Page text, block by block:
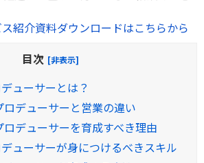
紹介資料ダウンロードはこちらから
目次 [非表示]
ューサーとは？
ロデューサーと営業の違い
ロデューサーを育成すべき理由
ューサーが身につけるべきスキル